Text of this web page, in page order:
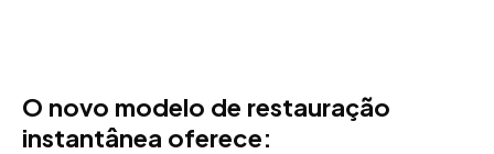
O novo modelo de restauração
instantânea oferece: